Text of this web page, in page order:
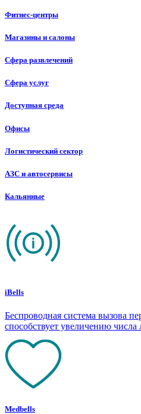
Фитнес-центры
Магазины и салоны
Сфера развлечений
Сфера услуг
Доступная среда
Офисы
Логистический сектор
АЗС и автосервисы
Кальянные
iBells
Беспроводная система вызова
способствует увеличению
Medbells